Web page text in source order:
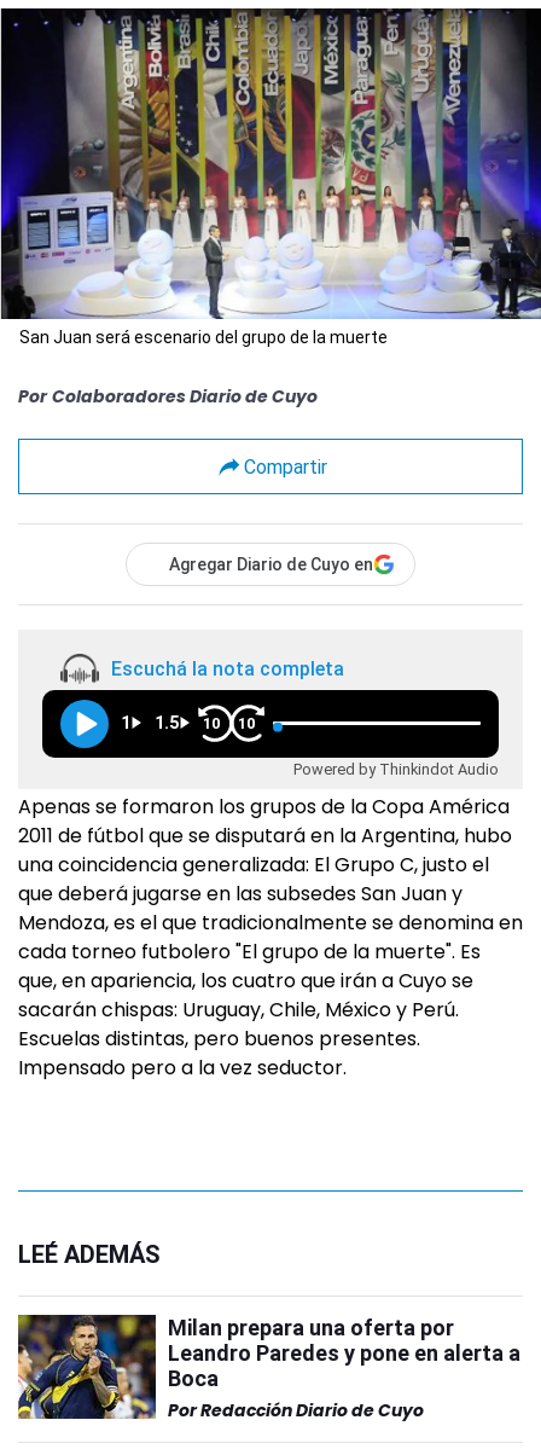
San Juan será escenario del grupo de la muerte
Por Colaboradores Diario de Cuyo
Compartir
Agregar Diario de Cuyo en
Escuchá la nota completa
1 1.5 10 10
Powered by Thinkindot Audio
Apenas se formaron los grupos de la Copa América
2011 de fútbol que se disputará en la Argentina, hubo
una coincidencia generalizada: El Grupo C, justo el
que deberá jugarse en las subsedes San Juan y
Mendoza, es el que tradicionalmente se denomina en
cada torneo futbolero "El grupo de la muerte". Es
que, en apariencia, los cuatro que irán a Cuyo se
sacarán chispas: Uruguay, Chile, México y Perú.
Escuelas distintas, pero buenos presentes.
Impensado pero a la vez seductor.
LEÉ ADEMÁS
Milan prepara una oferta por
Leandro Paredes y pone en alerta a
Boca
PorRedacción Diario de Cuyo